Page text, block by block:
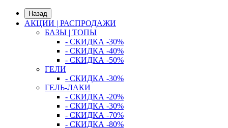
Назад
АКЦИИ | РАСПРОДАЖИ
БАЗЫ | ТОПЫ
- СКИДКА -30%
- СКИДКА -40%
- СКИДКА -50%
ГЕЛИ
- СКИДКА -30%
ГЕЛЬ-ЛАКИ
- СКИДКА -20%
- СКИДКА -30%
- СКИДКА -70%
- СКИДКА -80%